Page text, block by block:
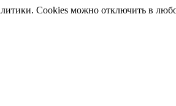
Cookies можно отключить в